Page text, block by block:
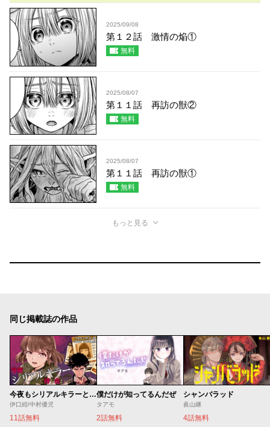
2025/09/08
第１２話 激情の焔①
無料
2025/08/07
第１１話 再訪の獣②
無料
2025/08/07
第１１話 再訪の獣①
無料
もっと見る
同じ掲載誌の作品
今夜もシリアルキラーと待ち合わせ
伊口紺/中村優児
11話無料
僕だけが知ってるんだぜ
タアモ
2話無料
シャンバラッド
眞山継
4話無料